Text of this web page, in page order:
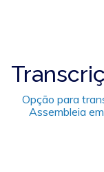
Opção para
Assembleia